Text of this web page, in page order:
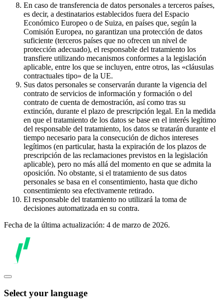
En caso de transferencia de datos personales a terceros países,
es decir, a destinatarios establecidos fuera del Espacio
Económico Europeo o de Suiza, en países que, según la
Comisión Europea, no garantizan una protección de datos
suficiente (terceros países que no ofrecen un nivel de
protección adecuado), el responsable del tratamiento los
transfiere utilizando mecanismos conformes a la legislación
aplicable, entre los que se incluyen, entre otros, las «cláusulas
contractuales tipo» de la UE.
Sus datos personales se conservarán durante la vigencia del
contrato de servicios de información y formación o del
contrato de cuenta de demostración, así como tras su
extinción, durante el plazo de prescripción legal. En la medida
en que el tratamiento de los datos se base en el interés legítimo
del responsable del tratamiento, los datos se tratarán durante el
tiempo necesario para la consecución de dichos intereses
legítimos (en particular, hasta la expiración de los plazos de
prescripción de las reclamaciones previstos en la legislación
aplicable), pero no más allá del momento en que se admita la
oposición. No obstante, si el tratamiento de sus datos
personales se basa en el consentimiento, hasta que dicho
consentimiento sea efectivamente retirado.
El responsable del tratamiento no utilizará la toma de
decisiones automatizada en su contra.
Fecha de la última actualización: 4 de marzo de 2026.
Select your language